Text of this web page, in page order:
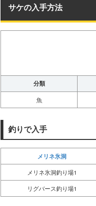
サケの入手方法
分類
魚
釣りで入手
メリネ氷洞
メリネ氷洞釣り場1
リグバース釣り場1